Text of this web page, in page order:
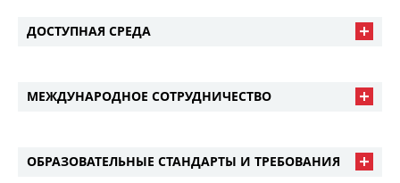
ДОСТУПНАЯ СРЕДА
МЕЖДУНАРОДНОЕ СОТРУДНИЧЕСТВО
ОБРАЗОВАТЕЛЬНЫЕ СТАНДАРТЫ И ТРЕБОВАНИЯ